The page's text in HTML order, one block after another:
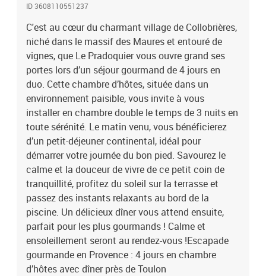
ID 3608110551237
C'est au cœur du charmant village de Collobrières,
niché dans le massif des Maures et entouré de
vignes, que Le Pradoquier vous ouvre grand ses
portes lors d’un séjour gourmand de 4 jours en
duo. Cette chambre d’hôtes, située dans un
environnement paisible, vous invite à vous
installer en chambre double le temps de 3 nuits en
toute sérénité. Le matin venu, vous bénéficierez
d’un petit-déjeuner continental, idéal pour
démarrer votre journée du bon pied. Savourez le
calme et la douceur de vivre de ce petit coin de
tranquillité, profitez du soleil sur la terrasse et
passez des instants relaxants au bord de la
piscine. Un délicieux dîner vous attend ensuite,
parfait pour les plus gourmands ! Calme et
ensoleillement seront au rendez-vous !Escapade
gourmande en Provence : 4 jours en chambre
d’hôtes avec dîner près de Toulon